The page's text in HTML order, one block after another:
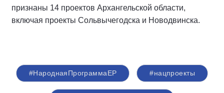
признаны 14 проектов Архангельской области,
включая проекты Сольвычегодска и Новодвинска.
#НароднаяПрограммаЕР #нацпроекты